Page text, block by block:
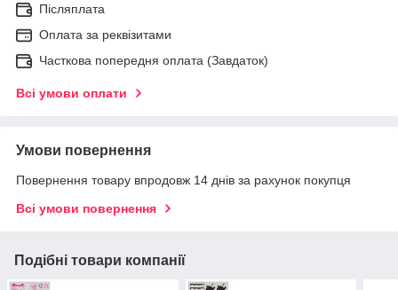
Післяплата
Оплата за реквізитами
Часткова попередня оплата (Завдаток)
Всі умови оплати
Умови повернення
Повернення товару впродовж 14 днів за рахунок покупця
Всі умови повернення
Подібні товари компанії